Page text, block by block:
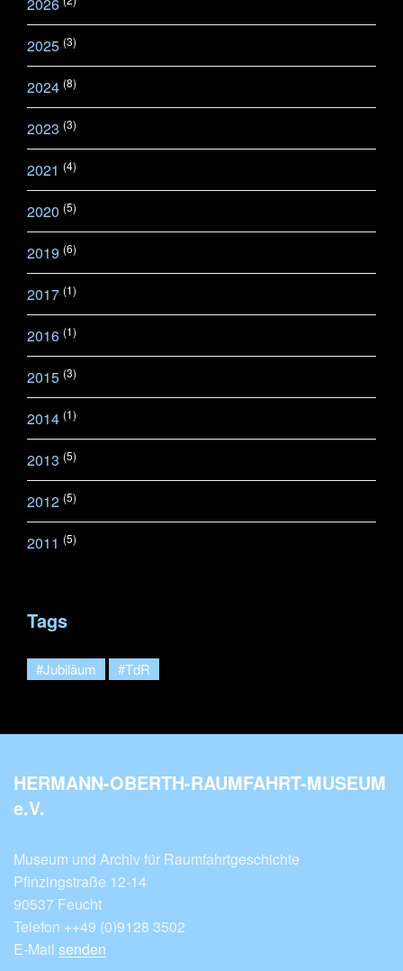
2025 (3)
2024 (8)
2023 (3)
2021 (4)
2020 (5)
2019 (6)
2017 (1)
2016 (1)
2015 (3)
2014 (1)
2013 (5)
2012 (5)
2011 (5)
Tags
#Jubiläum #TdR
HERMANN-OBERTH-RAUMFAHRT-MUSEUM
e.V.
Museum und Archiv für Raumfahrtgeschichte
Pfinzingstraße 12-14
90537 Feucht
Telefon ++49 (0)9128 3502
E-Mail senden